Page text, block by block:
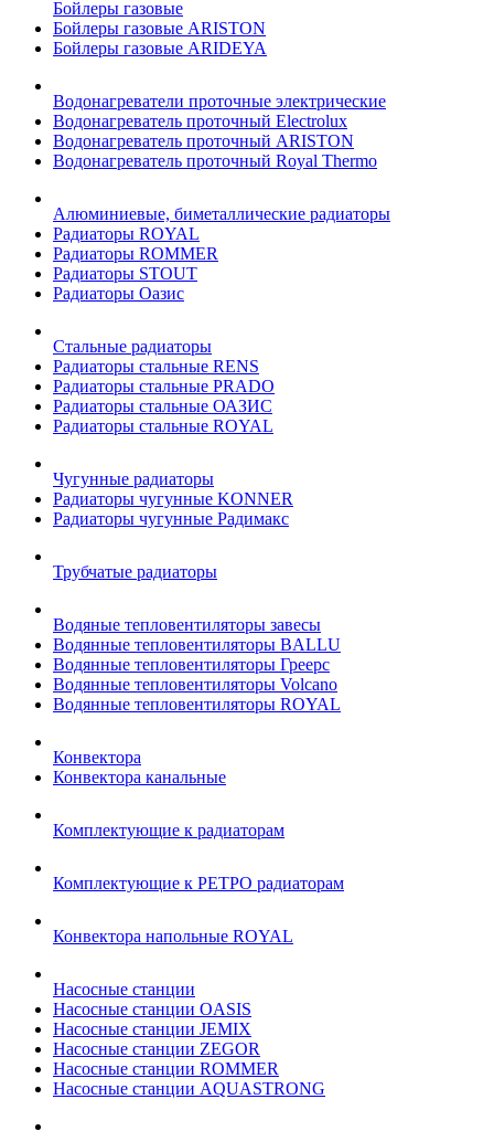
Бойлеры газовые
Бойлеры газовые ARISTON
Бойлеры газовые ARIDEYA
Водонагреватели проточные электрические
Водонагреватель проточный Electrolux
Водонагреватель проточный ARISTON
Водонагреватель проточный Royal Thermo
Алюминиевые, биметаллические радиаторы
Радиаторы ROYAL
Радиаторы ROMMER
Радиаторы STOUT
Радиаторы Оазис
Стальные радиаторы
Радиаторы стальные RENS
Радиаторы стальные PRADO
Радиаторы стальные ОАЗИС
Радиаторы стальные ROYAL
Чугунные радиаторы
Радиаторы чугунные KONNER
Радиаторы чугунные Радимакс
Трубчатые радиаторы
Водяные тепловентиляторы завесы
Водянные тепловентиляторы BALLU
Водянные тепловентиляторы Греерс
Водянные тепловентиляторы Volcano
Водянные тепловентиляторы ROYAL
Конвектора
Конвектора канальные
Комплектующие к радиаторам
Комплектующие к РЕТРО радиаторам
Конвектора напольные ROYAL
Насосные станции
Насосные станции OASIS
Насосные станции JEMIX
Насосные станции ZEGOR
Насосные станции ROMMER
Насосные станции AQUASTRONG